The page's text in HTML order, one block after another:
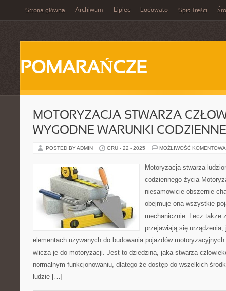
Strona główna Archiwum Lipiec Lodowato Spis Treści
POMARAŃCZE
MOTORYZACJA STWARZA
WYGODNE WARUNKI
POSTED BY ADMIN GRU - 22 - 2025 MOŻLIWOŚĆ
Motoryzacja stwarza
codziennego życia
niesamowicie obszernie
obejmuje ona wszystkie
mechanicznie. Lecz także
przejawiają się
elementach używanych do budowania pojazdów
wlicza je do motoryzacji. Jest to dziedzina, jaka stwarza
normalnym funkcjonowaniu, dlatego że dostęp do wszelkich
ludzie […]